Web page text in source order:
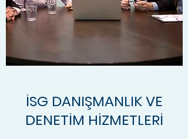
İSG DANIŞMANLIK VE
DENETİM HİZMETLERİ